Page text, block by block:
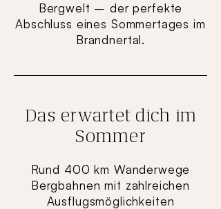
Bergwelt – der perfekte
Abschluss eines Sommertages im
Brandnertal.
Das erwartet dich im
Sommer
Rund 400 km Wanderwege
Bergbahnen mit zahlreichen
Ausflugsmöglichkeiten